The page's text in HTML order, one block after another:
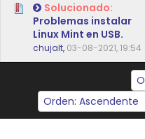
Solucionado:
Problemas instalar
Linux Mint en USB.
chujalt, 03-08-2021, 19:54